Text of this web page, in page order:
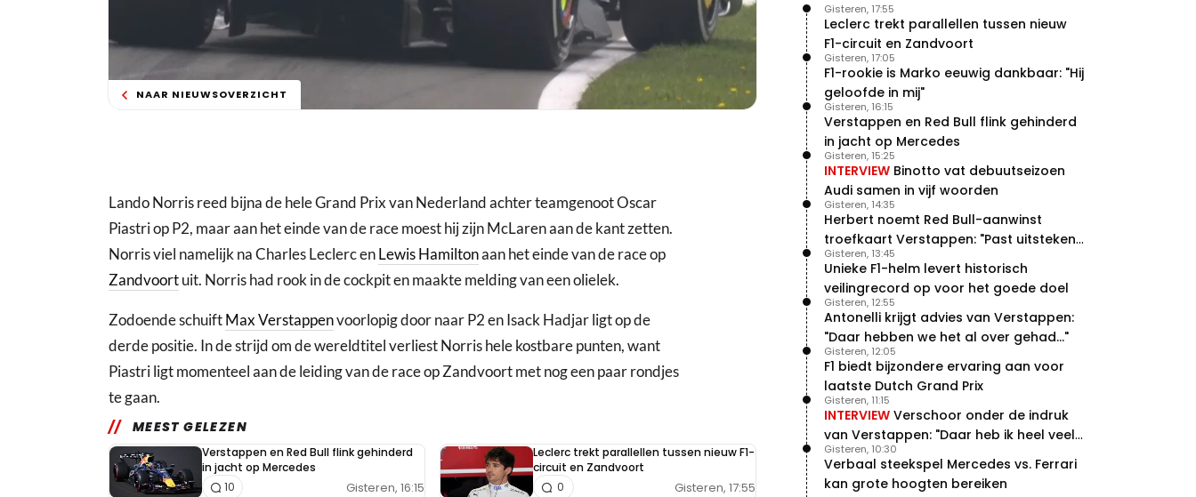
NAAR NIEUWSOVERZICHT
Lando Norris reed bijna de hele Grand Prix van Nederland achter teamgenoot Oscar
Piastri op P2, maar aan het einde van de race moest hij zijn McLaren aan de kant zetten.
Norris viel namelijk na Charles Leclerc enLewis Hamiltonaan het einde van de race op
Zandvoortuit. Norris had rook in de cockpit en maakte melding van een olielek.
Zodoende schuiftMax Verstappenvoorlopig door naar P2 en Isack Hadjar ligt op de
derde positie. In de strijd om de wereldtitel verliest Norris hele kostbare punten, want
Piastri ligt momenteel aan de leiding van de race op Zandvoort met nog een paar rondjes
te gaan.
MEEST GELEZEN
Verstappen en Red Bull flink gehinderd
in jacht op Mercedes
Gisteren, 16:15
10
Leclerc trekt parallellen tussen nieuw F1-
circuit en Zandvoort
Gisteren, 17:55
0
Leclerc trekt parallellen tussen nieuw
F1-circuit en Zandvoort
Gisteren, 17:55
F1-rookie is Marko eeuwig dankbaar: "Hij
geloofde in mij"
Gisteren, 17:05
Verstappen en Red Bull flink gehinderd
in jacht op Mercedes
Gisteren, 16:15
INTERVIEW Binotto vat debuutseizoen
Audi samen in vijf woorden
Gisteren, 15:25
Herbert noemt Red Bull-aanwinst
troefkaart Verstappen: "Past uitstekend
bij Red Bull"
Gisteren, 14:35
Unieke F1-helm levert historisch
veilingrecord op voor het goede doel
Gisteren, 13:45
Antonelli krijgt advies van Verstappen:
"Daar hebben we het al over gehad..."
Gisteren, 12:55
F1 biedt bijzondere ervaring aan voor
laatste Dutch Grand Prix
Gisteren, 12:05
INTERVIEW Verschoor onder de indruk
van Verstappen: "Daar heb ik heel veel
respect voor"
Gisteren, 11:15
Verbaal steekspel Mercedes vs. Ferrari
kan grote hoogten bereiken
Gisteren, 10:30